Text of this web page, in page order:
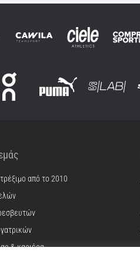
από το 2010
& καριέρα